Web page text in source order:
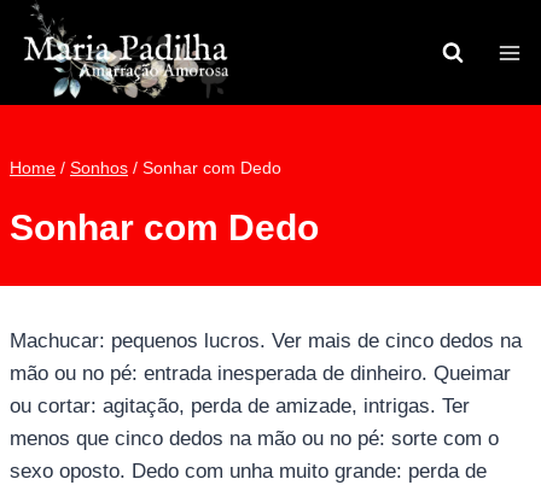
Pular
para
Conteúdo
Home / Sonhos / Sonhar com Dedo
Sonhar com Dedo
Machucar: pequenos lucros. Ver mais de cinco dedos na
mão ou no pé: entrada inesperada de dinheiro. Queimar
ou cortar: agitação, perda de amizade, intrigas. Ter
menos que cinco dedos na mão ou no pé: sorte com o
sexo oposto. Dedo com unha muito grande: perda de